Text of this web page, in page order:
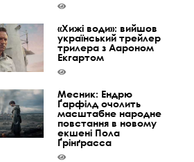
«Хижі води»: вийшов
український трейлер
трилера з Аароном
Екгартом
Месник: Ендрю
Ґарфілд очолить
масштабне народне
повстання в новому
екшені Пола
Ґрінґрасса